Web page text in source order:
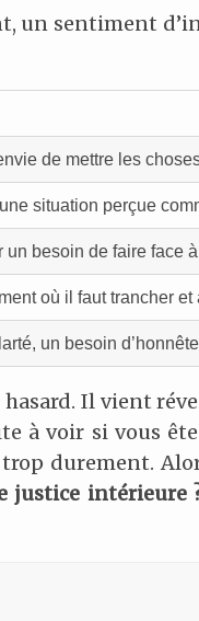
un sentiment
de mettre les
situation perçue
besoin de faire face
où il faut trancher et
un besoin
hasard. Il vient
à voir si vous
durement.
justice intérieure